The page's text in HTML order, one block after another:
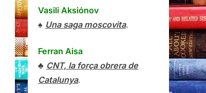
Vasili Aksiónov
♠ Una saga moscovita.
Ferran Aisa
♣ CNT, la força obrera de
Catalunya.